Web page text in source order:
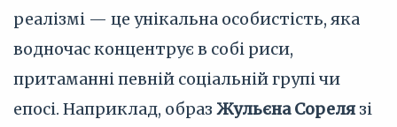
реалізмі — це унікальна особистість, яка
водночас концентрує в собі риси,
притаманні певній соціальній групі чи
епосі. Наприклад, образ Жульєна Сореля зі